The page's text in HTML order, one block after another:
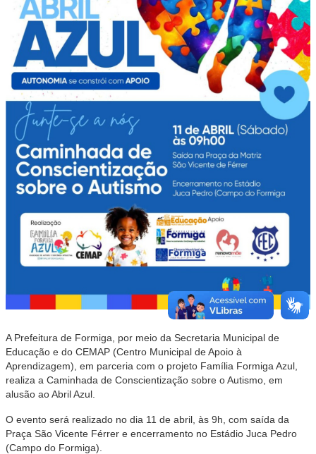
A Prefeitura de Formiga, por meio da Secretaria Municipal de
Educação e do CEMAP (Centro Municipal de Apoio à
Aprendizagem), em parceria com o projeto Família Formiga Azul,
realiza a Caminhada de Conscientização sobre o Autismo, em
alusão ao Abril Azul.
O evento será realizado no dia 11 de abril, às 9h, com saída da
Praça São Vicente Férrer e encerramento no Estádio Juca Pedro
(Campo do Formiga).